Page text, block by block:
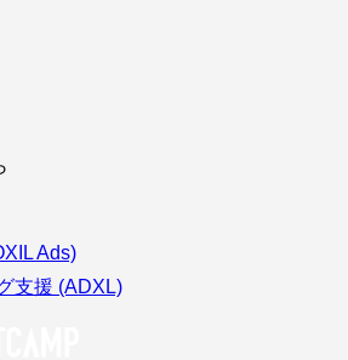
Ads)
支援 (ADXL)